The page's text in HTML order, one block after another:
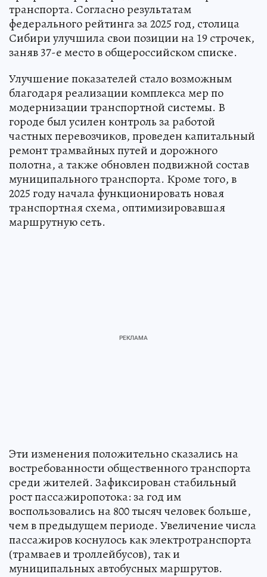
транспорта. Согласно результатам
федерального рейтинга за 2025 год, столица
Сибири улучшила свои позиции на 19 строчек,
заняв 37-е место в общероссийском списке.
Улучшение показателей стало возможным
благодаря реализации комплекса мер по
модернизации транспортной системы. В
городе был усилен контроль за работой
частных перевозчиков, проведен капитальный
ремонт трамвайных путей и дорожного
полотна, а также обновлен подвижной состав
муниципального транспорта. Кроме того, в
2025 году начала функционировать новая
транспортная схема, оптимизировавшая
маршрутную сеть.
Эти изменения положительно сказались на
востребованности общественного транспорта
среди жителей. Зафиксирован стабильный
рост пассажиропотока: за год им
воспользовались на 800 тысяч человек больше,
чем в предыдущем периоде. Увеличение числа
пассажиров коснулось как электротранспорта
(трамваев и троллейбусов), так и
муниципальных автобусных маршрутов.